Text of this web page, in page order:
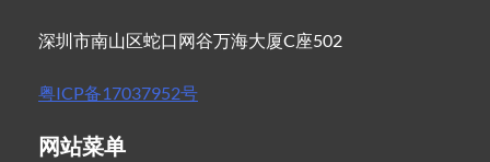
深圳市南山区蛇口网谷万海大厦C座502
粤ICP备17037952号
网站菜单